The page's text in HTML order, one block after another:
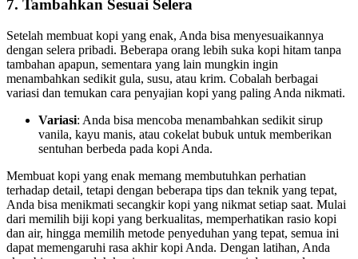
7. Tambahkan Sesuai Selera
Setelah membuat kopi yang enak, Anda bisa menyesuaikannya
dengan selera pribadi. Beberapa orang lebih suka kopi hitam tanpa
tambahan apapun, sementara yang lain mungkin ingin
menambahkan sedikit gula, susu, atau krim. Cobalah berbagai
variasi dan temukan cara penyajian kopi yang paling Anda nikmati.
Variasi: Anda bisa mencoba menambahkan sedikit sirup
vanila, kayu manis, atau cokelat bubuk untuk memberikan
sentuhan berbeda pada kopi Anda.
Membuat kopi yang enak memang membutuhkan perhatian
terhadap detail, tetapi dengan beberapa tips dan teknik yang tepat,
Anda bisa menikmati secangkir kopi yang nikmat setiap saat. Mulai
dari memilih biji kopi yang berkualitas, memperhatikan rasio kopi
dan air, hingga memilih metode penyeduhan yang tepat, semua ini
dapat memengaruhi rasa akhir kopi Anda. Dengan latihan, Anda